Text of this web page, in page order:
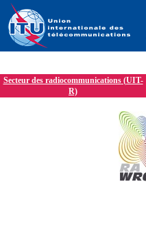
Secteur des radiocommunications (UIT-
R)